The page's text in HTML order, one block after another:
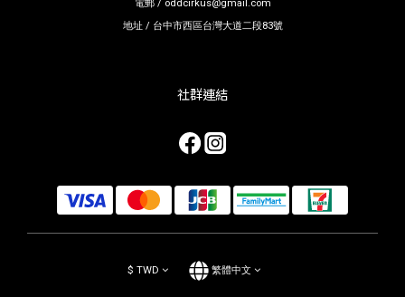
電郵 / oddcirkus@gmail.com
地址 / 台中市西區台灣大道二段83號
社群連結
$ TWD 繁體中文